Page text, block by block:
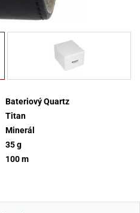
Bateriový Quartz
Titan
Minerál
35 g
100 m